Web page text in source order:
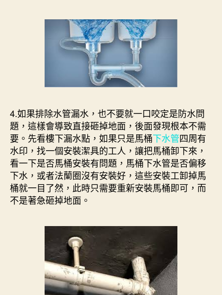
4.如果排除水管漏水，也不要就一口咬定是防水問
題，這樣會導致直接砸掉地面，後面發現根本不需
要。先看樓下漏水點，如果只是馬桶下水管四周有
水印，找一個安裝潔具的工人，讓把馬桶卸下來，
看一下是否馬桶安裝有問題，馬桶下水管是否偏移
下水，或者法蘭圈沒有安裝好，這些安裝工卸掉馬
桶就一目了然，此時只需要重新安裝馬桶即可，而
不是著急砸掉地面。